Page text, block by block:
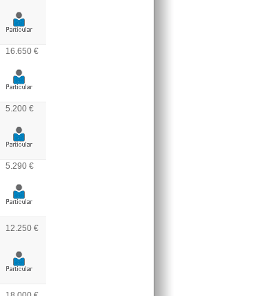
16.650 €
5.200 €
5.290 €
12.250 €